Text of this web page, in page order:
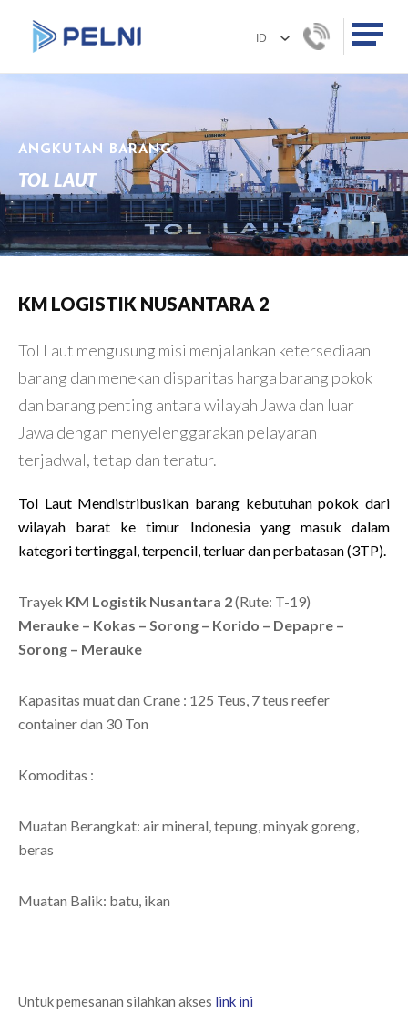
ANGKUTAN BARANG
TOL LAUT
KM LOGISTIK NUSANTARA 2
Tol Laut mengusung misi menjalankan ketersediaan
barang dan menekan disparitas harga barang pokok
dan barang penting antara wilayah Jawa dan luar
Jawa dengan menyelenggarakan pelayaran
terjadwal, tetap dan teratur.
Tol Laut Mendistribusikan barang kebutuhan pokok dari
wilayah barat ke timur Indonesia yang masuk dalam
kategori tertinggal, terpencil, terluar dan perbatasan (3TP).
Trayek KM Logistik Nusantara 2(Rute: T-19)
Merauke – Kokas – Sorong – Korido – Depapre –
Sorong – Merauke
Kapasitas muat dan Crane : 125 Teus, 7 teus reefer
container dan 30 Ton
Komoditas :
Muatan Berangkat: air mineral, tepung, minyak goreng,
beras
Muatan Balik: batu, ikan
Untuk pemesanan silahkan akses link ini